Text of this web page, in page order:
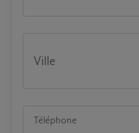
Ville
Téléphone